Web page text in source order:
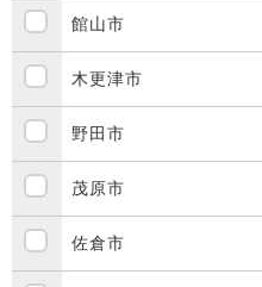
館山市
木更津市
野田市
茂原市
佐倉市